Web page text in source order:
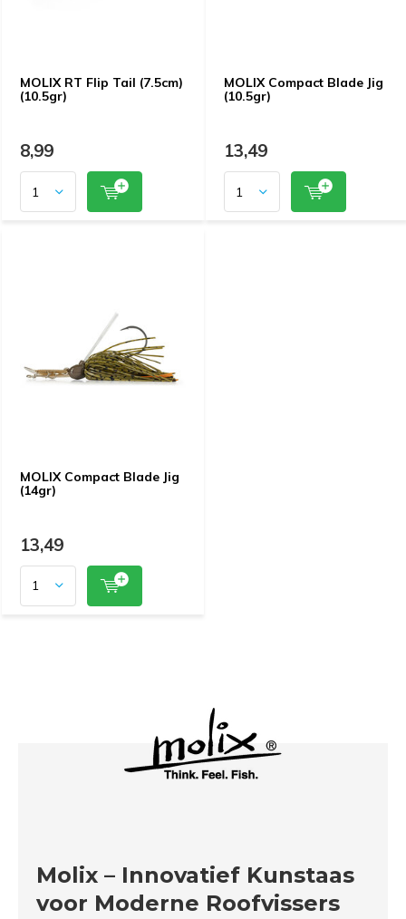
MOLIX RT Flip Tail (7.5cm)
(10.5gr)
8,99
MOLIX Compact Blade Jig
(10.5gr)
13,49
MOLIX Compact Blade Jig
(14gr)
13,49
Molix – Innovatief Kunstaas
voor Moderne Roofvissers